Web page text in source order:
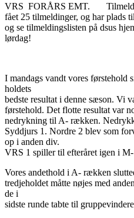
VRS FORÅRS EMT.
fået 25 tilmeldinger, og har plads
og se tilmeldingslisten på dsus
lørdag!
I mandags vandt vores førstehold
holdets
bedste resultat i denne sæson. Vi
førstehold. Det flotte resultat var
nedrykning til A- rækken.
Syddjurs 1. Nordre 2 blev som
op i anden div.
VRS 1 spiller til efteråret igen i M-
Vores andethold i A- rækken
tredjeholdet måtte nøjes med
de i
sidste runde tabte til